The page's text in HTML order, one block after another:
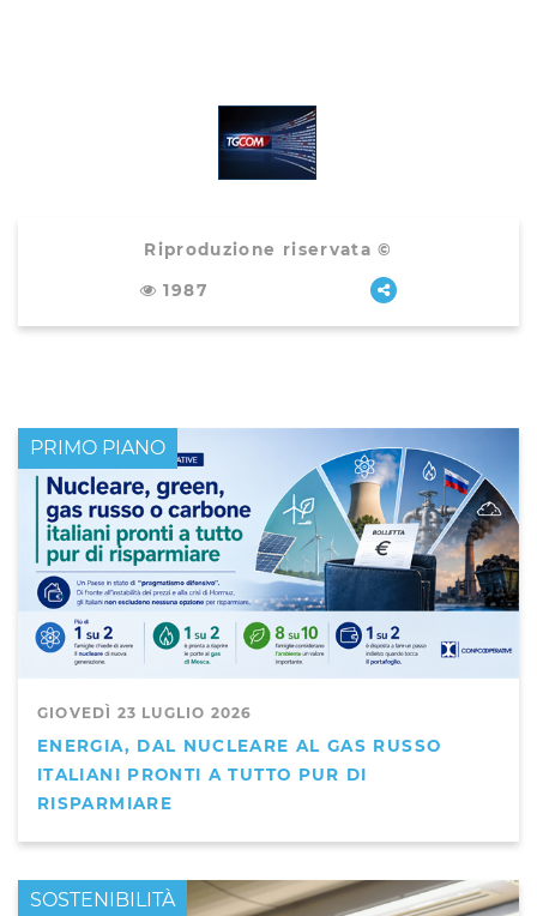
Riproduzione riservata ©
1987
GIOVEDÌ 23 LUGLIO 2026
ENERGIA, DAL NUCLEARE AL GAS RUSSO
ITALIANI PRONTI A TUTTO PUR DI
RISPARMIARE
PRIMO PIANO
PRIMO PIANO
SOSTENIBILITÀ